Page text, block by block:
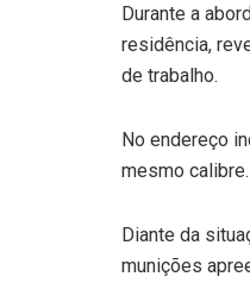
Durante a
residência,
de trabalho.
No endereço
mesmo calibre.
Diante da
munições